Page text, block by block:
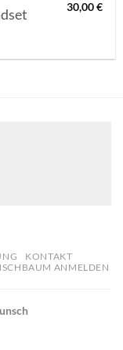
30,00€
KONTAKT
ANMELDEN